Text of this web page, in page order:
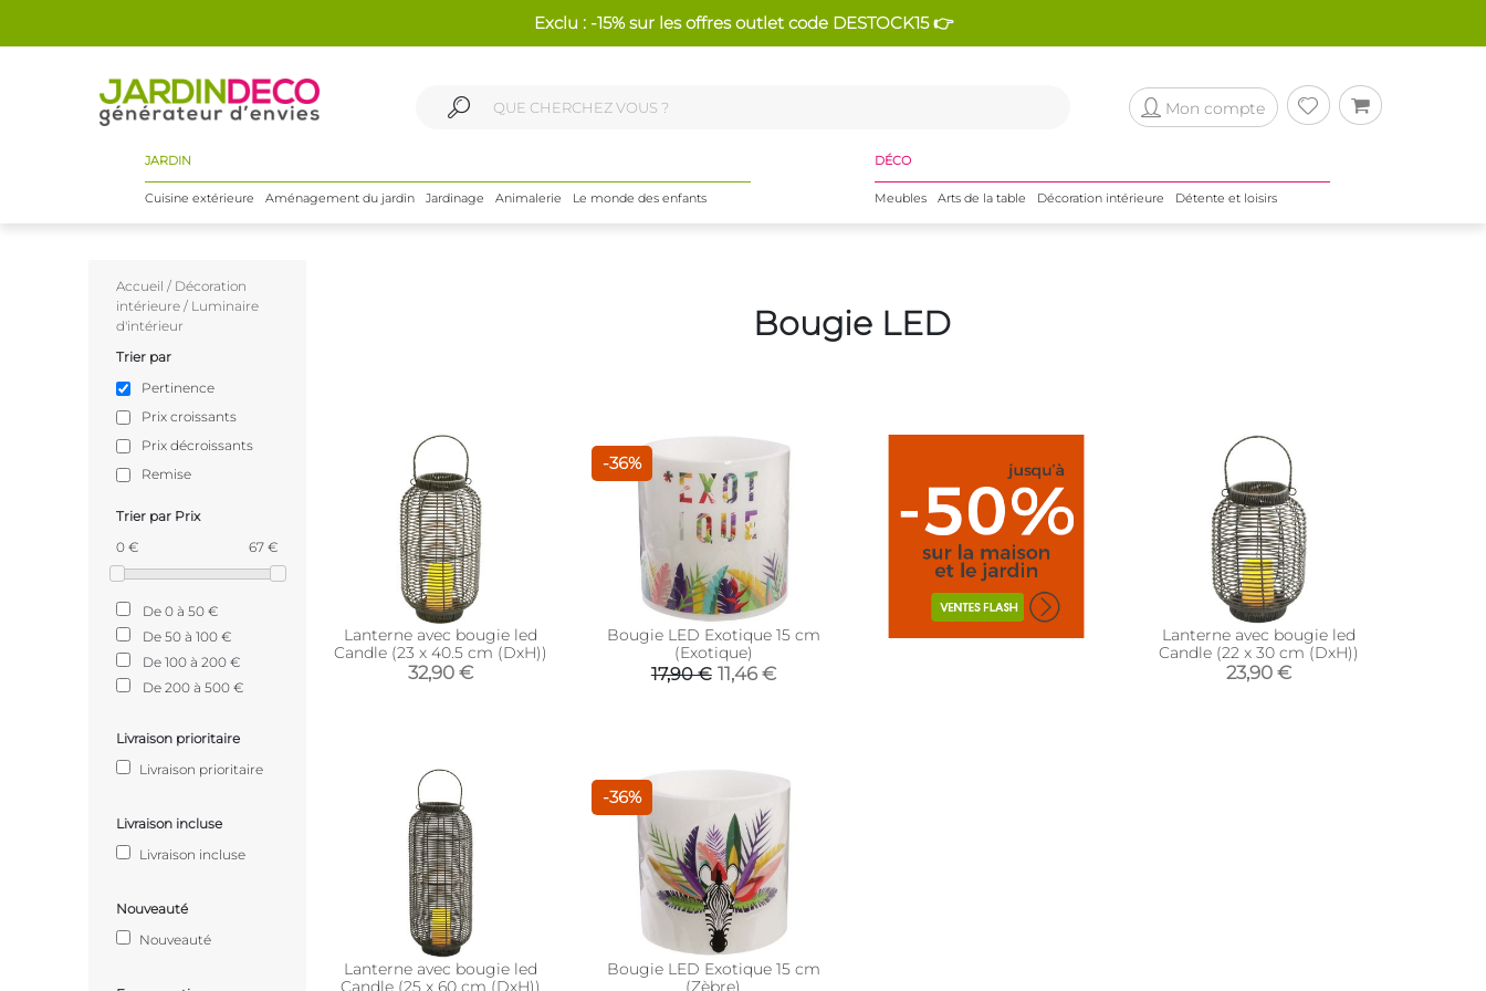
Exclu : -15% sur les offres outlet code DESTOCK15 👉
Mon compte
JARDIN
Cuisine extérieure Aménagement du jardin Jardinage Animalerie Le monde des enfants
DÉCO
Meubles Arts de la table Décoration intérieure Détente et loisirs
Accueil / Décoration
intérieure / Luminaire
d'intérieur
Trier par
Pertinence
Prix croissants
Prix décroissants
Remise
Trier par Prix
0 €
67 €
De 0 à 50 €
De 50 à 100 €
De 100 à 200 €
De 200 à 500 €
Livraison prioritaire
Livraison prioritaire
Livraison incluse
Livraison incluse
Nouveauté
Nouveauté
Bougie LED
Lanterne avec bougie led
Candle (23 x 40.5 cm (DxH))
32,90 €
-36%
Bougie LED Exotique 15 cm
(Exotique)
17,90 € 11,46 €
Lanterne avec bougie led
Candle (22 x 30 cm (DxH))
23,90 €
Lanterne avec bougie led
Candle (25 x 60 cm (DxH))
-36%
Bougie LED Exotique 15 cm
(Zèbre)